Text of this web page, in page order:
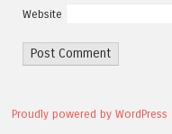
Website
Proudly powered by WordPress